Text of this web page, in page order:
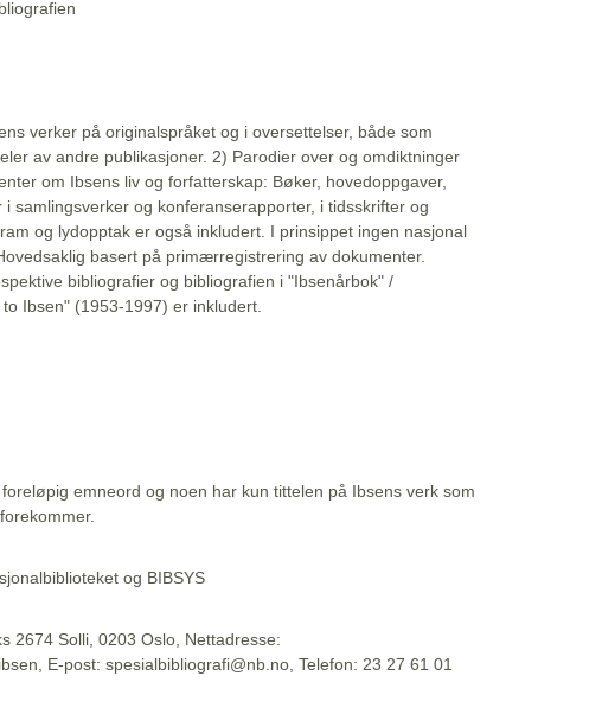
verker på originalspråket og i oversettelser, både som
av andre publikasjoner. 2) Parodier over og omdiktninger
om Ibsens liv og forfatterskap: Bøker, hovedoppgaver,
samlingsverker og konferanserapporter, i tidsskrifter og
og lydopptak er også inkludert. I prinsippet ingen nasjonal
basert på primærregistrering av dokumenter.
bibliografier og bibliografien i "Ibsenårbok" /
Ibsen" (1953-1997) er inkludert.
emneord og noen har kun tittelen på Ibsens verk som
og BIBSYS
2674 Solli, 0203 Oslo, Nettadresse:
E-post: spesialbibliografi@nb.no, Telefon: 23 27 61 01